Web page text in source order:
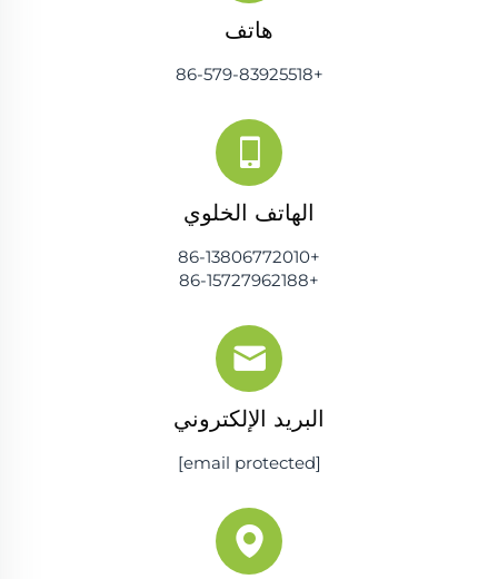
هاتف
+86-579-83925518
الهاتف الخلوي
+86-13806772010
+86-15727962188
البريد الإلكتروني
[email protected]